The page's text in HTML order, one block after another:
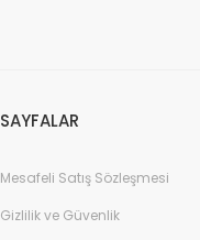
SAYFALAR
Mesafeli Satış Sözleşmesi
Gizlilik ve Güvenlik